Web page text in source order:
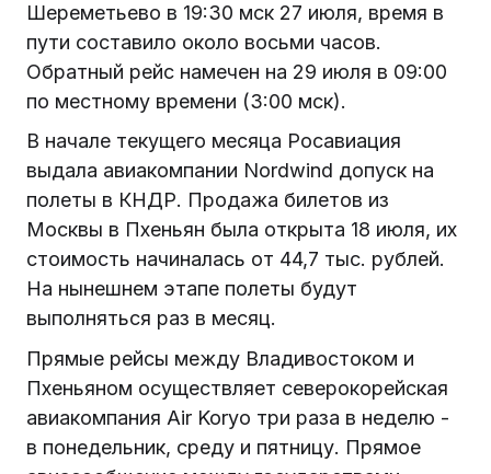
Шереметьево в 19:30 мск 27 июля, время в
пути составило около восьми часов.
Обратный рейс намечен на 29 июля в 09:00
по местному времени (3:00 мск).
В начале текущего месяца Росавиация
выдала авиакомпании Nordwind допуск на
полеты в КНДР. Продажа билетов из
Москвы в Пхеньян была открыта 18 июля, их
стоимость начиналась от 44,7 тыс. рублей.
На нынешнем этапе полеты будут
выполняться раз в месяц.
Прямые рейсы между Владивостоком и
Пхеньяном осуществляет северокорейская
авиакомпания Air Koryo три раза в неделю -
в понедельник, среду и пятницу. Прямое